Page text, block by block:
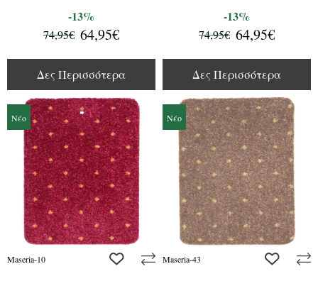
74,95€ 64,95€
-13%
Δες Περισσότερα
74,95€ 64,95€
-13%
Δες Περισσότερα
Νέο
Maseria-10 add to wishlist
Νέο
Maseria-43 add to